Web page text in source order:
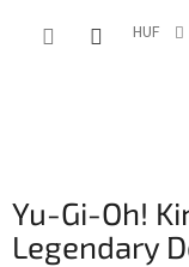
HUF
Yu-Gi-Oh!
Legendary